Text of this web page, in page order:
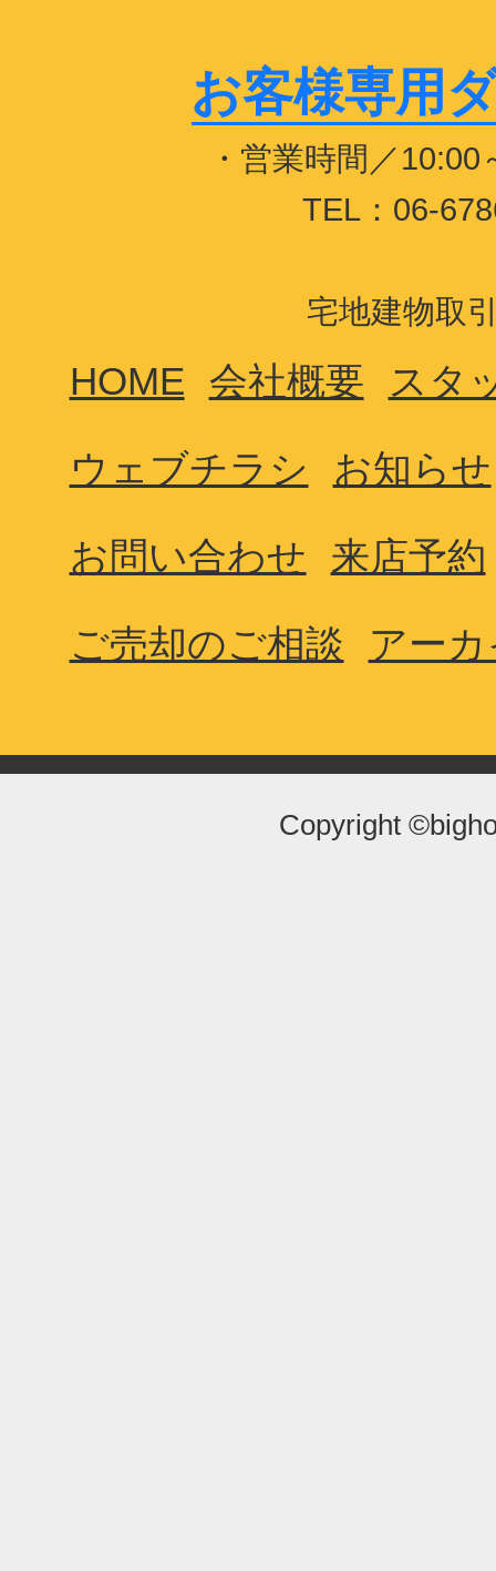
お客様専用
・営業時間／
TEL：06-
宅地建物取
HOME 会社概要 スタ
ウェブチラシ お知らせ
お問い合わせ 来店予約
ご売却のご相談 アー
Copyright